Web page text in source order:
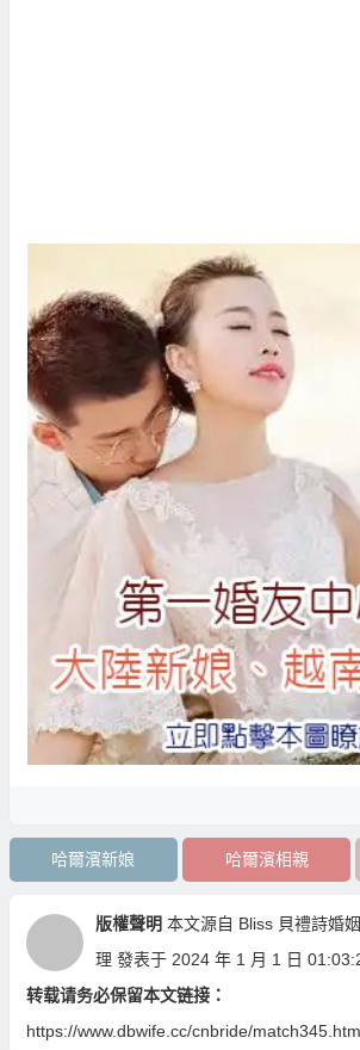
哈爾濱新娘 哈爾濱相親
版權聲明 本文源自 Bliss 貝禮詩婚
理 發表于 2024 年 1 月 1 日
转载请务必保留本文链接：
https://www.dbwife.cc/cnbride/